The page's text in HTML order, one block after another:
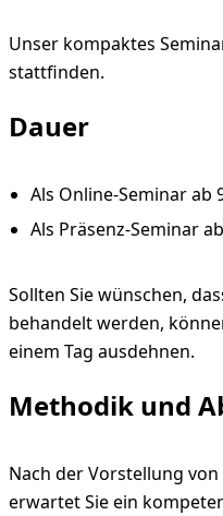
Unser kompaktes
stattfinden.
Dauer
Als Online-Seminar ab
Als Präsenz-Seminar
Sollten Sie wünschen,
behandelt werden,
einem Tag ausdehnen.
Methodik und
Nach der Vorstellung
erwartet Sie ein